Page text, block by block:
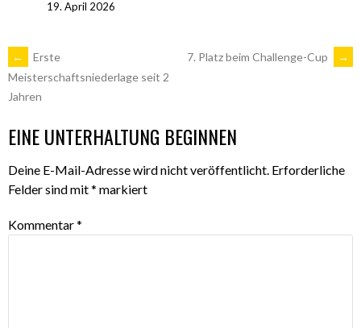
19. April 2026
ARTIKEL-
NAVIGATION
←
Erste
Meisterschaftsniederlage seit 2
Jahren
7. Platz beim Challenge-Cup →
EINE UNTERHALTUNG BEGINNEN
Deine E-Mail-Adresse wird nicht veröffentlicht. Erforderliche
Felder sind mit* markiert
Kommentar*